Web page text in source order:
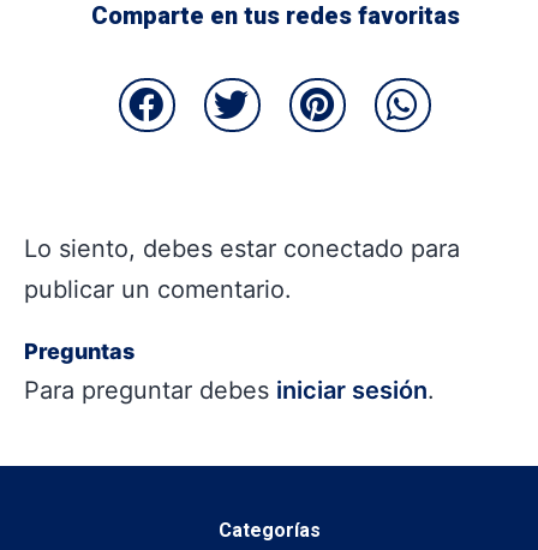
Comparte en tus redes favoritas
Lo siento, debes estar conectado para
publicar un comentario.
Preguntas
Para preguntar debes iniciar sesión.
Categorías